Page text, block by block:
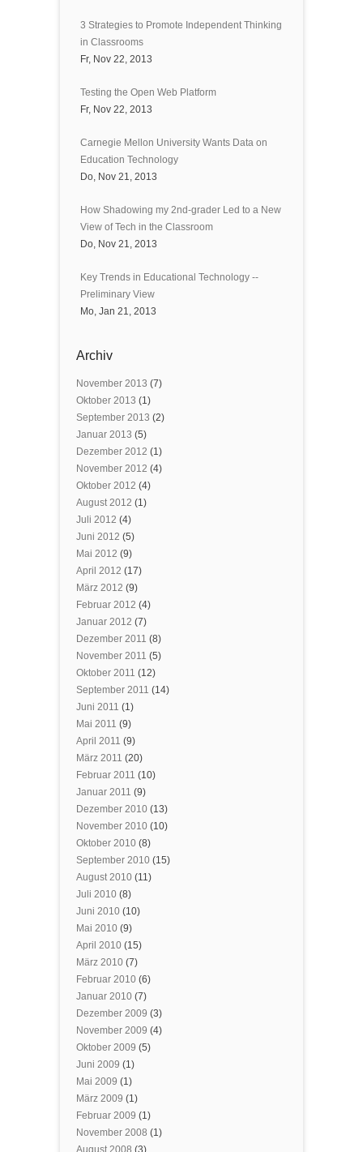
3 Strategies to Promote Independent Thinking
in Classrooms
Fr, Nov 22, 2013
Testing the Open Web Platform
Fr, Nov 22, 2013
Carnegie Mellon University Wants Data on
Education Technology
Do, Nov 21, 2013
How Shadowing my 2nd-grader Led to a New
View of Tech in the Classroom
Do, Nov 21, 2013
Key Trends in Educational Technology --
Preliminary View
Mo, Jan 21, 2013
Archiv
November 2013 (7)
Oktober 2013 (1)
September 2013 (2)
Januar 2013 (5)
Dezember 2012 (1)
November 2012 (4)
Oktober 2012 (4)
August 2012 (1)
Juli 2012 (4)
Juni 2012 (5)
Mai 2012 (9)
April 2012 (17)
März 2012 (9)
Februar 2012 (4)
Januar 2012 (7)
Dezember 2011 (8)
November 2011 (5)
Oktober 2011 (12)
September 2011 (14)
Juni 2011 (1)
Mai 2011 (9)
April 2011 (9)
März 2011 (20)
Februar 2011 (10)
Januar 2011 (9)
Dezember 2010 (13)
November 2010 (10)
Oktober 2010 (8)
September 2010 (15)
August 2010 (11)
Juli 2010 (8)
Juni 2010 (10)
Mai 2010 (9)
April 2010 (15)
März 2010 (7)
Februar 2010 (6)
Januar 2010 (7)
Dezember 2009 (3)
November 2009 (4)
Oktober 2009 (5)
Juni 2009 (1)
Mai 2009 (1)
März 2009 (1)
Februar 2009 (1)
November 2008 (1)
August 2008 (3)